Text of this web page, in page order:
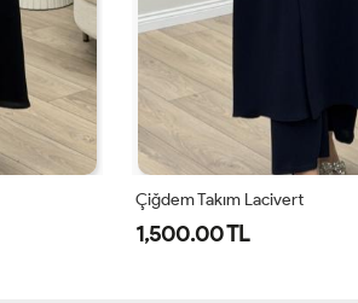
Çiğdem Takım Bordo
1,500.00 TL